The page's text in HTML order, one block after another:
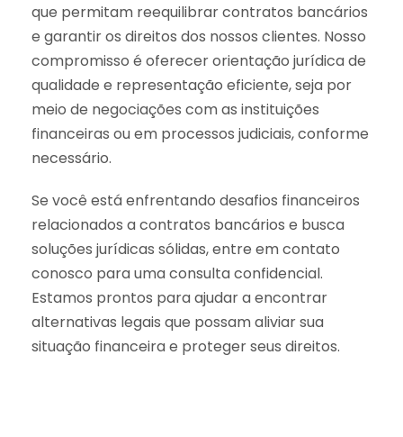
que permitam reequilibrar contratos bancários
e garantir os direitos dos nossos clientes. Nosso
compromisso é oferecer orientação jurídica de
qualidade e representação eficiente, seja por
meio de negociações com as instituições
financeiras ou em processos judiciais, conforme
necessário.
Se você está enfrentando desafios financeiros
relacionados a contratos bancários e busca
soluções jurídicas sólidas, entre em contato
conosco para uma consulta confidencial.
Estamos prontos para ajudar a encontrar
alternativas legais que possam aliviar sua
situação financeira e proteger seus direitos.